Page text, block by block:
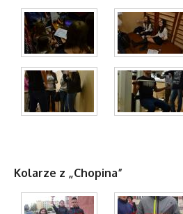
Kolarze z „Chopina”